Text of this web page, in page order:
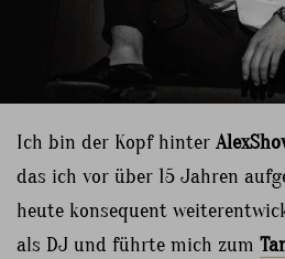
Ich bin der Kopf hinter
das ich vor über 15 Jahren
heute konsequent
als DJ und führte mich zum